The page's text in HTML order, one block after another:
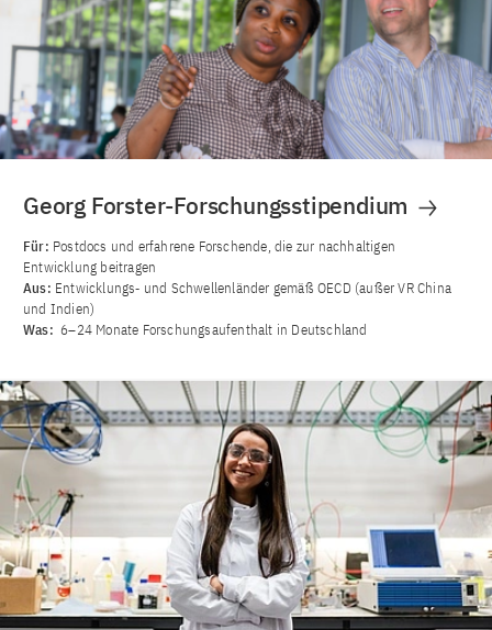
Georg Forster-Forschungsstipendium
Für: Postdocs und erfahrene Forschende, die zur nachhaltigen
Entwicklung beitragen
Aus: Entwicklungs‐ und Schwellenländer gemäß OECD (außer VR China
und Indien)
Was: 6–24 Monate Forschungsaufenthalt in Deutschland